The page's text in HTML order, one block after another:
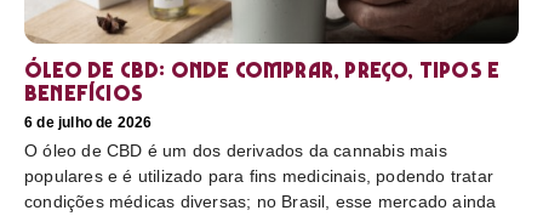
Óleo de CBD: Onde comprar, preço, tipos e
benefícios
6 de julho de 2026
O óleo de CBD é um dos derivados da cannabis mais
populares e é utilizado para fins medicinais, podendo tratar
condições médicas diversas; no Brasil, esse mercado ainda